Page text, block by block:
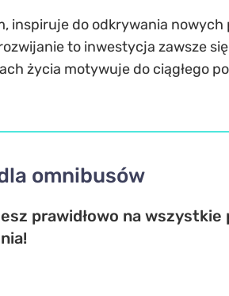
inspiruje do odkrywania nowych
to inwestycja zawsze
życia motywuje do ciągłego
omnibusów
prawidłowo na wszystkie